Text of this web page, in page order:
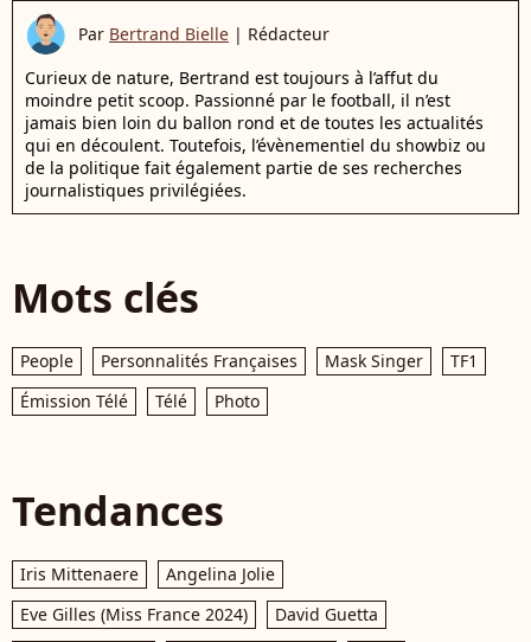
Par Bertrand Bielle | Rédacteur
Curieux de nature, Bertrand est toujours à l’affut du
moindre petit scoop. Passionné par le football, il n’est
jamais bien loin du ballon rond et de toutes les actualités
qui en découlent. Toutefois, l’évènementiel du showbiz ou
de la politique fait également partie de ses recherches
journalistiques privilégiées.
Mots clés
People Personnalités Françaises Mask Singer
TF1
Émission Télé
Télé Photo
Tendances
Iris Mittenaere
Angelina Jolie
Eve Gilles (Miss France 2024)
David Guetta